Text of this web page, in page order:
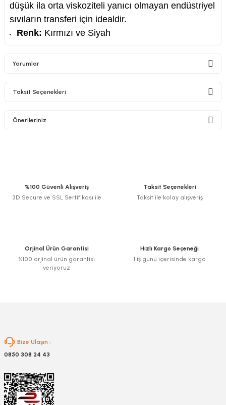
düşük ila orta viskoziteli yanıcı olmayan endüstriyel
sıvıların transferi için idealdir.
Renk: Kırmızı ve Siyah
Yorumlar
Taksit Seçenekleri
Önerileriniz
Ürün resmi kalitesiz, bozuk veya görüntülenemiyor.
Bu ürüne benzer farklı alternatifler olmalı.
%100 Güvenli Alışveriş
3D Secure ve SSL Sertifikası ile
Taksit Seçenekleri
Taksit ile kolay alışveriş
Orjinal Ürün Garantisi
%100 orjinal ürün garantisi
veriyoruz
Hızlı Kargo Seçeneği
1 iş günü içerisinde kargo
Bize Ulaşın :
0850 308 24 43